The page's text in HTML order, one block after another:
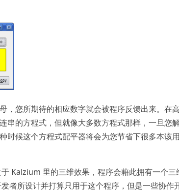
，您所期待的相应数字就会被程序反馈出来。在
串的方程式，但就像大多数方程式那样，一旦您
时候这个方程式配平器将会为您节省下很多本该
Kalzium 里的三维效果，程序会藉此拥有一个三
者所设计并打算只用于这个程序，但是一些协作